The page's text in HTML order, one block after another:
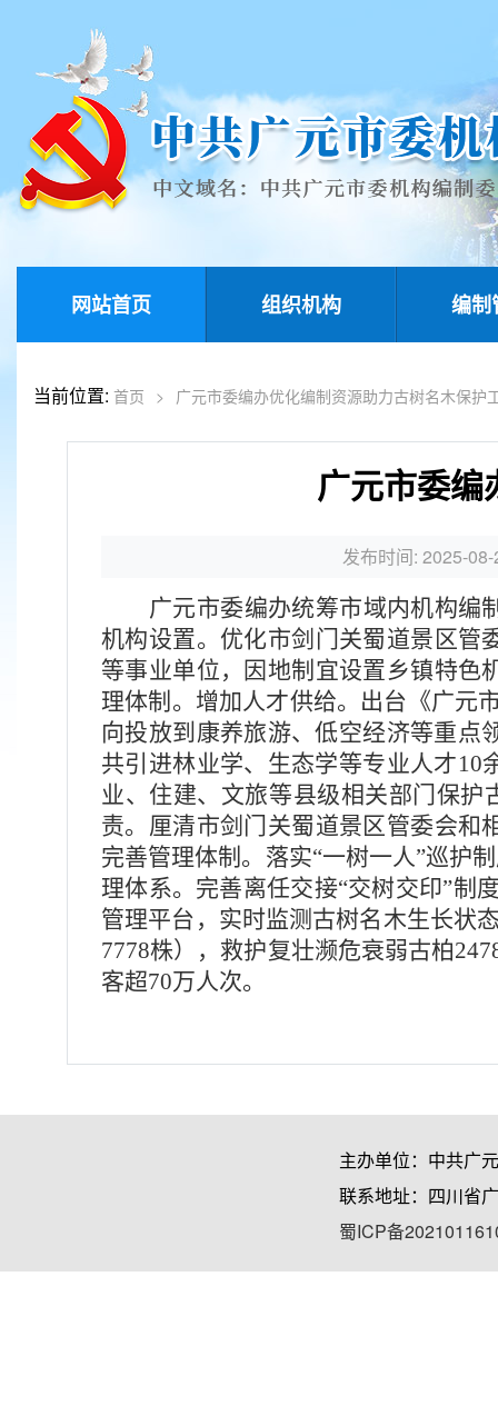
网站首页 组织机构 编制
当前位置: 首页 > 广元市委编办优化编制资源助力古树名木保护
广元市委编
发布时间: 2025-
广元市委编办统筹市域内机构编
机构设置。 优化市剑门关蜀道景区管
等事业单位，因地制宜设置乡镇特色
理体制。 增加人才供给。 出台《广元
向投放到 康养旅游、低空经济等重点
共引进林业学、生态学等专业人才10
业、住建、文旅等县级相关部门保
责。厘清市剑门关蜀道景区管委会和
完善管理体制。 落实“一树一人”巡护
理体系。完善离任交接“交树交印”制
管理平台，实时监测古树名木生长状
7778株），救护复壮濒危衰弱古柏
客超70万人次。
主办单位：中共广
联系地址：四川省
蜀ICP备